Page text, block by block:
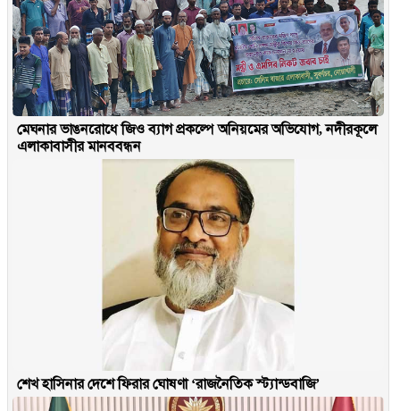
মেঘনার ভাঙনরোধে জিও ব্যাগ প্রকল্পে অনিয়মের অভিযোগ, নদীরকূলে
এলাকাবাসীর মানববন্ধন
শেখ হাসিনার দেশে ফিরার ঘোষণা ‘রাজনৈতিক স্ট্যান্ডবাজি’